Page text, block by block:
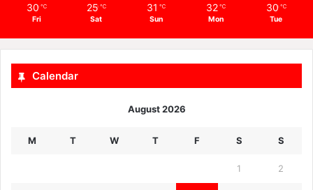
30 ℃
Fri
25 ℃
Sat
31 ℃
Sun
32 ℃
Mon
30 ℃
Tue
Calendar
August 2026
M T W T F S S
1 2